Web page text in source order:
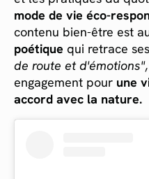
mode de vie éco-
contenu bien-être est
poétique qui retrace
de route et d'émotions"
engagement pour une
accord avec la nature.